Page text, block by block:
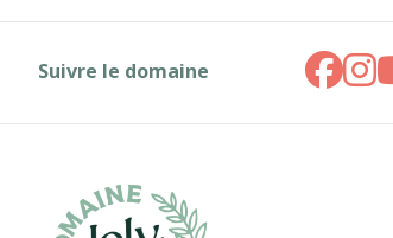
Suivre le domaine